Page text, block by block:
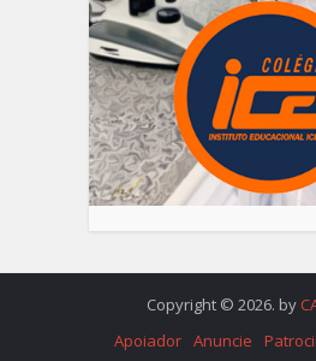
Copyright © 2026. by
Apoiador Anuncie